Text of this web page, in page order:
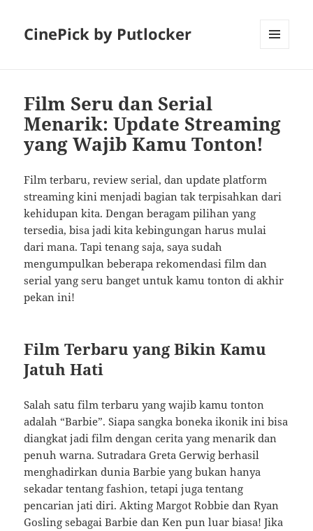
CinePick by Putlocker
Film Seru dan Serial
Menarik: Update Streaming
yang Wajib Kamu Tonton!
Film terbaru, review serial, dan update platform
streaming kini menjadi bagian tak terpisahkan dari
kehidupan kita. Dengan beragam pilihan yang
tersedia, bisa jadi kita kebingungan harus mulai
dari mana. Tapi tenang saja, saya sudah
mengumpulkan beberapa rekomendasi film dan
serial yang seru banget untuk kamu tonton di akhir
pekan ini!
Film Terbaru yang Bikin Kamu
Jatuh Hati
Salah satu film terbaru yang wajib kamu tonton
adalah “Barbie”. Siapa sangka boneka ikonik ini bisa
diangkat jadi film dengan cerita yang menarik dan
penuh warna. Sutradara Greta Gerwig berhasil
menghadirkan dunia Barbie yang bukan hanya
sekadar tentang fashion, tetapi juga tentang
pencarian jati diri. Akting Margot Robbie dan Ryan
Gosling sebagai Barbie dan Ken pun luar biasa! Jika